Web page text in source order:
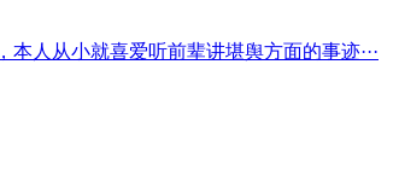
人从小就喜爱听前辈讲堪舆方面的事迹···